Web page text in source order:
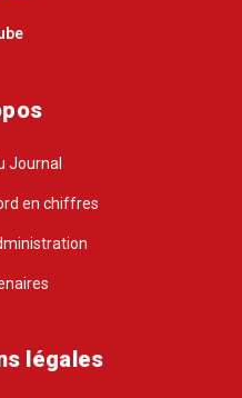
Journal
en chiffres
légales